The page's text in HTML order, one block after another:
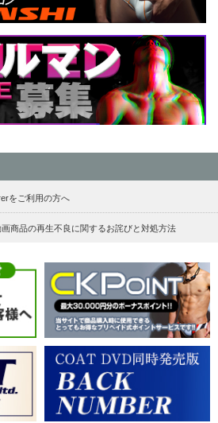
をご利用の方へ
商品の再生不良に関するお詫びと対処方法